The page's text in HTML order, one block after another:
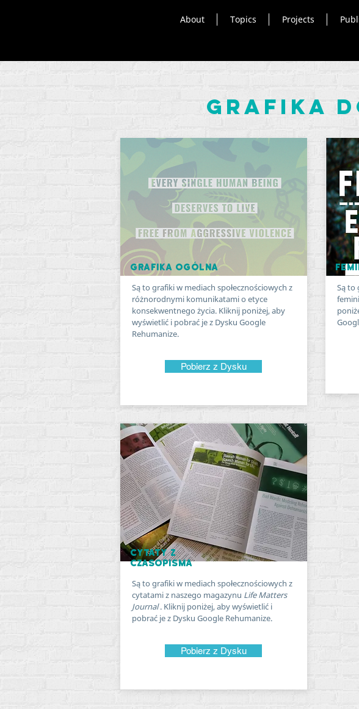
About Topics Projects
Grafika
Grafika ogólna
Są to grafiki w mediach społecznościowych z
różnorodnymi komunikatami o etyce
konsekwentnego życia. Kliknij poniżej, aby
wyświetlić i pobrać je z Dysku Google
Rehumanize.
Pobierz z Dysku
Są to
cytaty z
czasopisma
Są to grafiki w mediach społecznościowych z
cytatami z naszego magazynu Life Matters
Journal. Kliknij poniżej, aby wyświetlić i
pobrać je z Dysku Google Rehumanize.
Pobierz z Dysku